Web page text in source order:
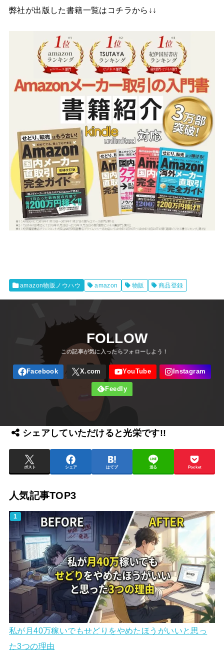
弊社が出版した書籍一覧はコチラから↓↓
amazon物販ノウハウ amazon 物販 商品登録
FOLLOW
シェアしていただけると光栄です!!
ポスト シェア はてブ 送る Pocket
人気記事TOP3
私が月40万稼いでもせどりをやめたほうがいいと思っ
た3つの理由